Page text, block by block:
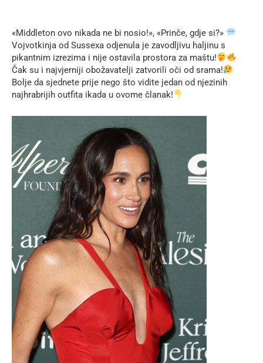
«Middleton ovo nikada ne bi nosio!», «Prinče, gdje si?»
Vojvotkinja od Sussexa odjenula je zavodljivu haljinu s
pikantnim izrezima i nije ostavila prostora za maštu!
Čak su i najvjerniji obožavatelji zatvorili oči od srama!
Bolje da sjednete prije nego što vidite jedan od njezinih
najhrabrijih outfita ikada u ovome članak!